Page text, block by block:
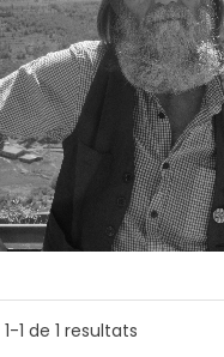
1-1 de 1 resultats